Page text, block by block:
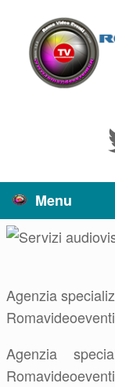
contenuto
Menu
Agenzia
Agenzia